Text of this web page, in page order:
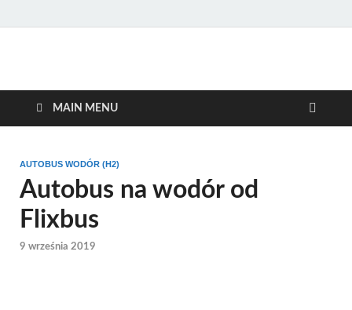
gasHD.eu – LNG, CNG i
wodór dla silników
dużej mocy
(wodór). Opisy pojazdów, tankowanie gazu ziemnego i wodoru,
rynek paliw gazowych, analizy.
MAIN MENU
AUTOBUS WODÓR (H2)
Autobus na wodór od
Flixbus
9 września 2019